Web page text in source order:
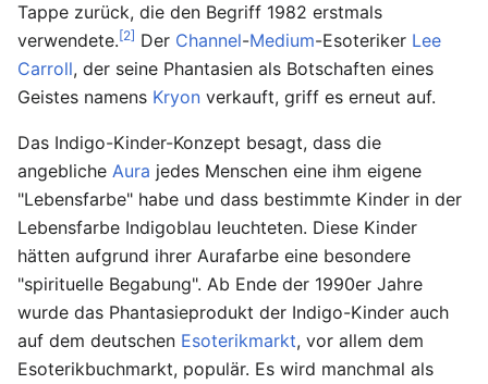
Tappe zurück, die den Begriff 1982 erstmals
verwendete.[2] Der Channel-Medium-Esoteriker Lee
Carroll, der seine Phantasien als Botschaften eines
Geistes namens Kryon verkauft, griff es erneut auf.
Das Indigo-Kinder-Konzept besagt, dass die
angebliche Aura jedes Menschen eine ihm eigene
"Lebensfarbe" habe und dass bestimmte Kinder in der
Lebensfarbe Indigoblau leuchteten. Diese Kinder
hätten aufgrund ihrer Aurafarbe eine besondere
"spirituelle Begabung". Ab Ende der 1990er Jahre
wurde das Phantasieprodukt der Indigo-Kinder auch
auf dem deutschen Esoterikmarkt, vor allem dem
Esoterikbuchmarkt, populär. Es wird manchmal als